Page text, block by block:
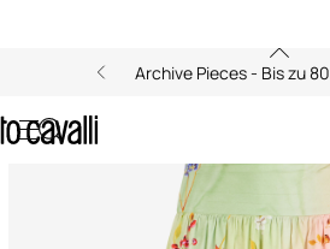
Archive Pieces - Bis zu